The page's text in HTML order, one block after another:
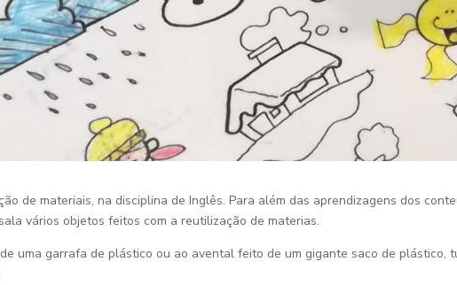
de materiais, na disciplina de Inglês. Para além das aprendizagens dos
vários objetos feitos com a reutilização de materias.
uma garrafa de plástico ou ao avental feito de um gigante saco de plástico,